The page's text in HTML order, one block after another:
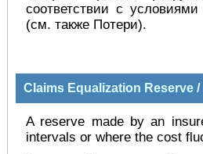
соответствии с
(см. также Потери).
Claims Equalization Reserve
A reserve made by an
intervals or where the cost